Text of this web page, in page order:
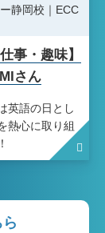
事・趣味】
さん
英語の日とし
熱心に取り組